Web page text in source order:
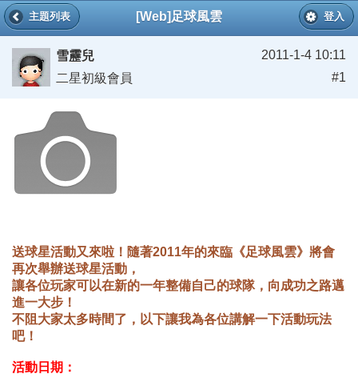
[Web]足球風雲
主題列表 登入
雪靂兒
二星初級會員
2011-1-4 10:11
#1
送球星活動又來啦！隨著2011年的來臨《足球風雲》將會
再次舉辦送球星活動，
讓各位玩家可以在新的一年整備自己的球隊，向成功之路邁
進一大步！
不阻大家太多時間了，以下讓我為各位講解一下活動玩法
吧！
活動日期：